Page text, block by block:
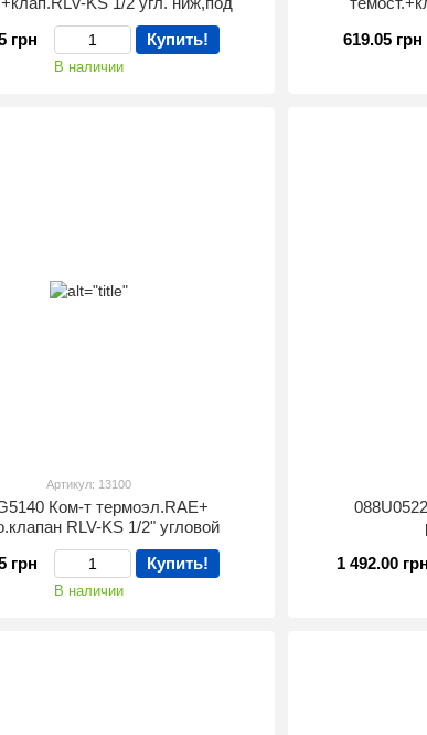
грн
Купить!
В наличии
619.05 грн
Артикул: 13100
Ком-т термоэл.RAE+
RLV-KS 1/2" угловой
грн
Купить!
В наличии
1 492.00 грн